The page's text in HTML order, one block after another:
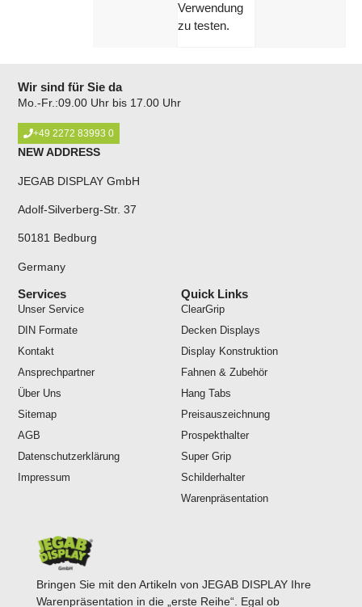
Verwendung
zu testen.
Bringen Sie mit den Artikeln von JEGAB DISPLAY Ihre
Warenpräsentation in die „erste Reihe“. Egal ob
Wir sind für Sie da
Mo.-Fr.:09.00 Uhr bis 17.00 Uhr
+49 2272 83993 0
NEW ADDRESS
JEGAB DISPLAY GmbH
Adolf-Silverberg-Str. 37
50181 Bedburg
Germany
Services
Unser Service
DIN Formate
Kontakt
Ansprechpartner
Über Uns
Sitemap
AGB
Datenschutzerklärung
Impressum
Quick Links
ClearGrip
Decken Displays
Display Konstruktion
Fahnen & Zubehör
Hang Tabs
Preisauszeichnung
Prospekthalter
Super Grip
Schilderhalter
Warenpräsentation